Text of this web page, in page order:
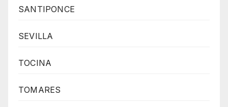
SANTIPONCE
SEVILLA
TOCINA
TOMARES